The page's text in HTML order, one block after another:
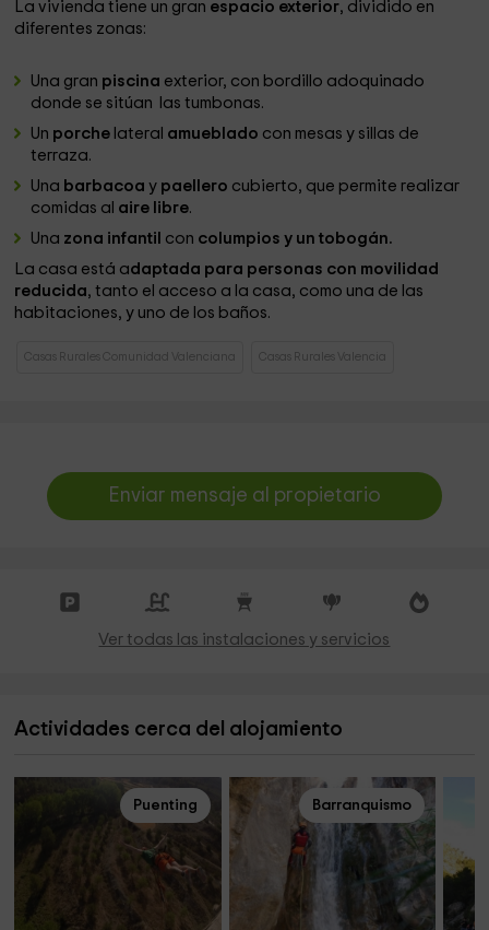
La vivienda tiene un gran espacio exterior, dividido en
diferentes zonas:
Una gran piscina exterior, con bordillo adoquinado
donde se sitúan las tumbonas.
Un porche lateral amueblado con mesas y sillas de
terraza.
Una barbacoay paellero cubierto, que permite realizar
comidas al aire libre.
Una zona infantil con columpios y un tobogán.
La casa está adaptada para personas con movilidad
reducida, tanto el acceso a la casa, como una de las
habitaciones, y uno de los baños.
Casas Rurales Comunidad Valenciana Casas Rurales Valencia
Enviar mensaje al propietario
Ver todas las instalaciones y servicios
Actividades cerca del alojamiento
Puenting Barranquismo